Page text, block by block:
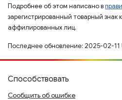
Подробнее об этом написано в
зарегистрированный товарный знак
аффилированных лиц.
Последнее обновление: 2025-02-11
Способствовать
Сообщить об ошибке